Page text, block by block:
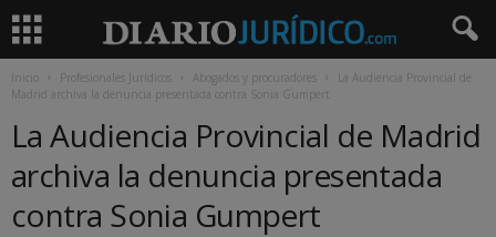
Inicio Profesionales Jurídicos Abogados y procuradores
La Audiencia Provincial de
Madrid archiva la denuncia presentada contra Sonia Gumpert
La Audiencia Provincial de Madrid
archiva la denuncia presentada
contra Sonia Gumpert